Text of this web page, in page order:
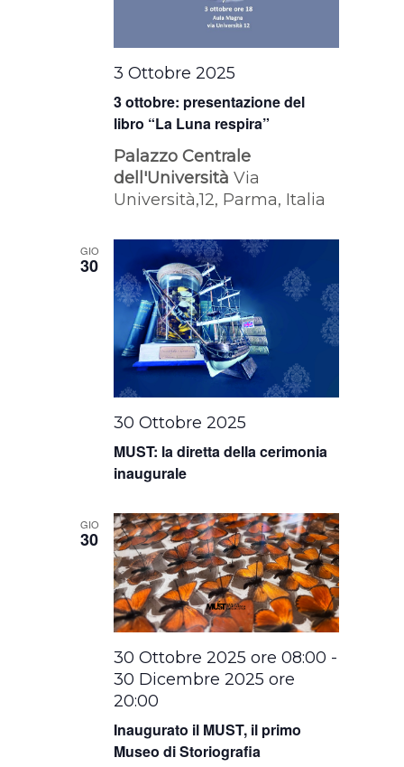
3 ottobre: presentazione del
libro “La Luna respira”
3 Ottobre 2025
Palazzo Centrale
dell'UniversitàVia
Università,12, Parma, Italia
GIO
30
MUST: la diretta della cerimonia
inaugurale
30 Ottobre 2025
GIO
30
Inaugurato il MUST, il primo
Museo di Storiografia
30 Ottobre 2025 ore 08:00 -
30 Dicembre 2025 ore
20:00